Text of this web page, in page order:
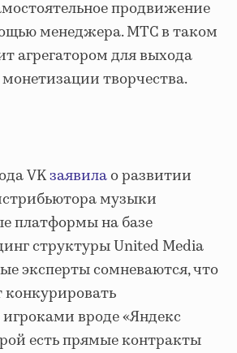
продвижение
менеджера. МТС в таком
агрегатором для выхода
творчества.
VKзаявилао развитии
музыки
платформы на базе
структуры United Media
эксперты сомневаются, что
вроде «Яндекс
есть прямые контракты